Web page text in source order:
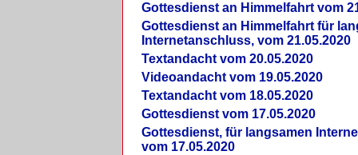
Gottesdienst an Himmelfahrt vom
Gottesdienst an Himmelfahrt für
Internetanschluss, vom 21.05.2020
Textandacht vom 20.05.2020
Videoandacht vom 19.05.2020
Textandacht vom 18.05.2020
Gottesdienst vom 17.05.2020
Gottesdienst, für langsamen
vom 17.05.2020